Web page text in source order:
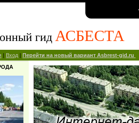
гид АСБЕСТА
| Вход | Перейти на новый вариант Asbrest-gid.ru